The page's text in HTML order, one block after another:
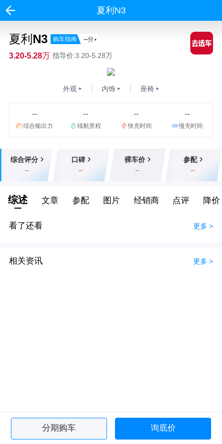
夏利N3
夏利N3 购车指南 --分
3.20-5.28万 指导价:3.20-5.28万
外观 内饰 座椅
--
综合输出力
--
续航里程
--
快充时间
--
慢充时间
综合评分
--
口碑
--
裸车价
--
参配
--
综述 文章 参配 图片 经销商 点评 降价
看了还看 更多 >
相关资讯 更多 >
分期购车 询底价